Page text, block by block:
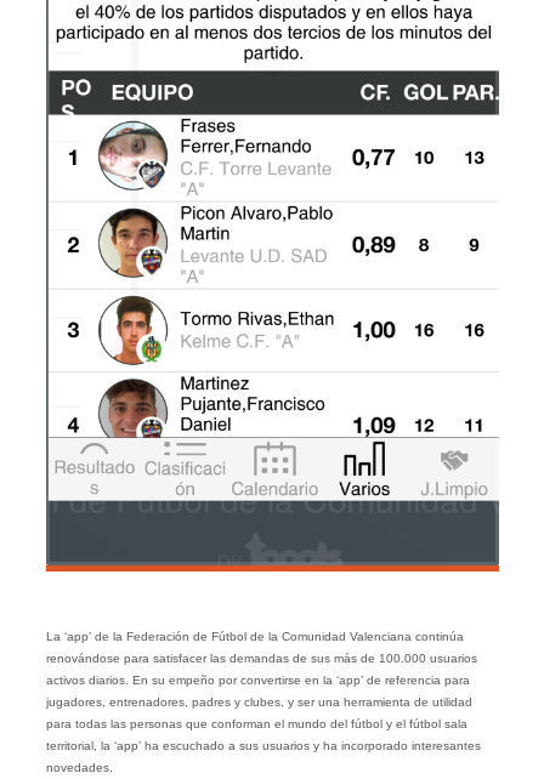
La ‘app’ de la Federación de Fútbol de la Comunidad Valenciana continúa
renovándose para satisfacer las demandas de sus más de 100.000 usuarios
activos diarios. En su empeño por convertirse en la ‘app’ de referencia para
jugadores, entrenadores, padres y clubes, y ser una herramienta de utilidad
para todas las personas que conforman el mundo del fútbol y el fútbol sala
territorial, la ‘app’ ha escuchado a sus usuarios y ha incorporado interesantes
novedades.